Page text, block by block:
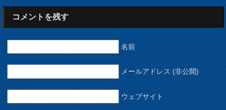
コメントを残す
名前
メールアドレス (非公開)
ウェブサイト